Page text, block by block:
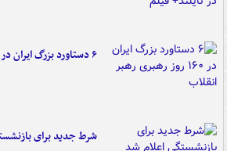
۶ دستاورد بزرگ ایران در ۱۶۰ روز رهبری رهبر انقلاب
شرط جدید برای